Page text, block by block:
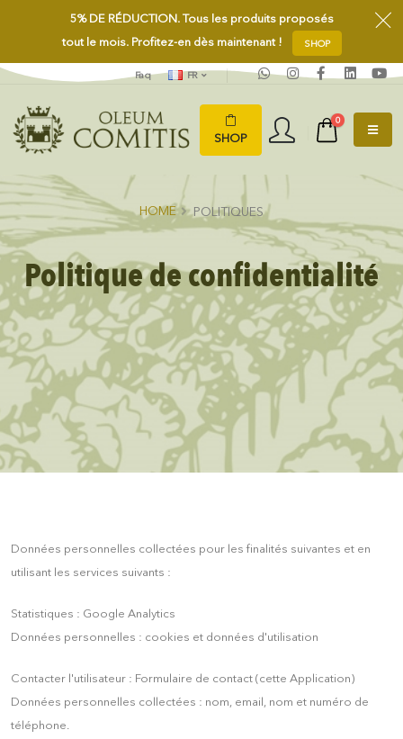
5% DE RÉDUCTION.Tous les produits proposés
tout le mois. Profitez-en dès maintenant !
SHOP
Faq FR
SHOP
0
HOME POLITIQUES
Politique de confidentialité
Données personnelles collectées pour les finalités suivantes et en
utilisant les services suivants :
Statistiques : Google Analytics
Données personnelles : cookies et données d'utilisation
Contacter l'utilisateur : Formulaire de contact (cette Application)
Données personnelles collectées : nom, email, nom et numéro de
téléphone.